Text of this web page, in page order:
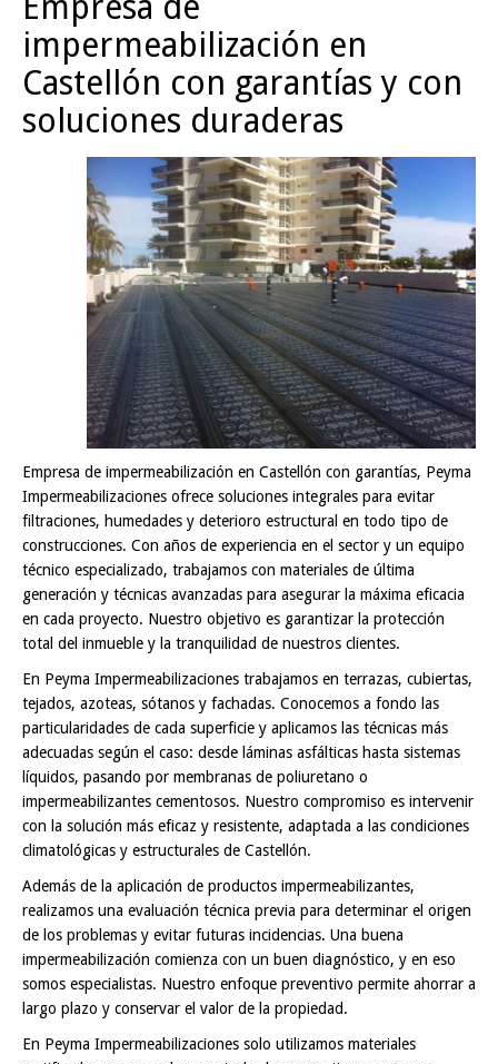
impermeabilización en
Castellón con garantías y con
soluciones duraderas
Empresa de impermeabilización en Castellón con garantías, Peyma
Impermeabilizaciones ofrece soluciones integrales para evitar
filtraciones, humedades y deterioro estructural en todo tipo de
construcciones. Con años de experiencia en el sector y un equipo
técnico especializado, trabajamos con materiales de última
generación y técnicas avanzadas para asegurar la máxima eficacia
en cada proyecto. Nuestro objetivo es garantizar la protección
total del inmueble y la tranquilidad de nuestros clientes.
En Peyma Impermeabilizaciones trabajamos en terrazas, cubiertas,
tejados, azoteas, sótanos y fachadas. Conocemos a fondo las
particularidades de cada superficie y aplicamos las técnicas más
adecuadas según el caso: desde láminas asfálticas hasta sistemas
líquidos, pasando por membranas de poliuretano o
impermeabilizantes cementosos. Nuestro compromiso es intervenir
con la solución más eficaz y resistente, adaptada a las condiciones
climatológicas y estructurales de Castellón.
Además de la aplicación de productos impermeabilizantes,
realizamos una evaluación técnica previa para determinar el origen
de los problemas y evitar futuras incidencias. Una buena
impermeabilización comienza con un buen diagnóstico, y en eso
somos especialistas. Nuestro enfoque preventivo permite ahorrar a
largo plazo y conservar el valor de la propiedad.
En Peyma Impermeabilizaciones solo utilizamos materiales